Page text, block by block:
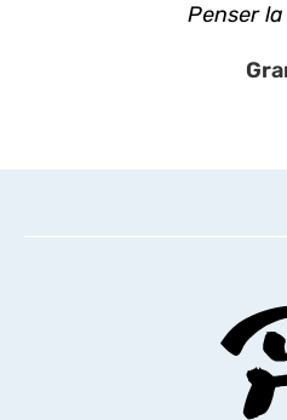
Penser